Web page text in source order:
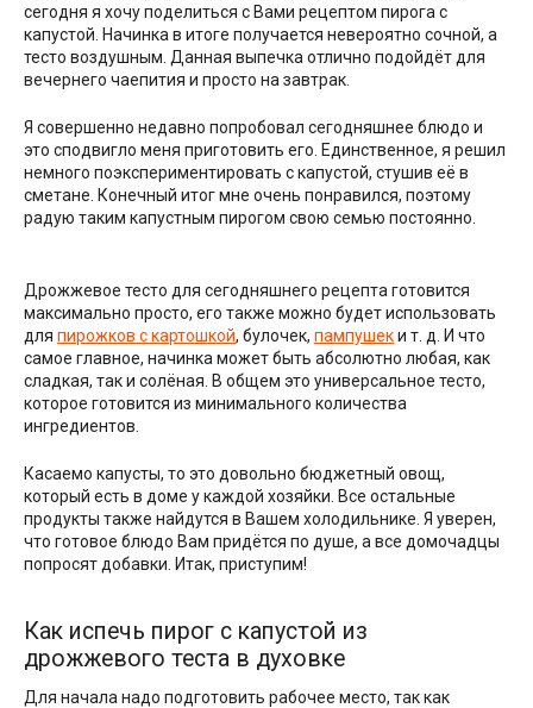
сегодня я хочу поделиться с Вами рецептом пирога с
капустой. Начинка в итоге получается невероятно сочной, а
тесто воздушным. Данная выпечка отлично подойдёт для
вечернего чаепития и просто на завтрак.
Я совершенно недавно попробовал сегодняшнее блюдо и
это сподвигло меня приготовить его. Единственное, я решил
немного поэкспериментировать с капустой, стушив её в
сметане. Конечный итог мне очень понравился, поэтому
радую таким капустным пирогом свою семью постоянно.
Дрожжевое тесто для сегодняшнего рецепта готовится
максимально просто, его также можно будет использовать
для пирожков с картошкой, булочек, пампушеки т. д. И что
самое главное, начинка может быть абсолютно любая, как
сладкая, так и солёная. В общем это универсальное тесто,
которое готовится из минимального количества
ингредиентов.
Касаемо капусты, то это довольно бюджетный овощ,
который есть в доме у каждой хозяйки. Все остальные
продукты также найдутся в Вашем холодильнике. Я уверен,
что готовое блюдо Вам придётся по душе, а все домочадцы
попросят добавки. Итак, приступим!
Как испечь пирог с капустой из
дрожжевого теста в духовке
Для начала надо подготовить рабочее место, так как